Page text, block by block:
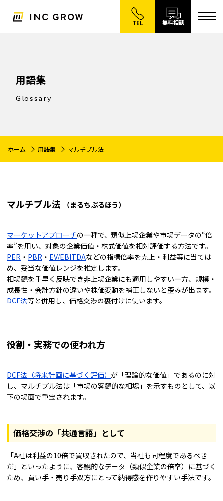
TEL 無料相談
用語集
Glossary
ホーム 用語集 マルチプル法
マルチプル法 （まるちぷるほう）
マーケットアプローチの一種で、類似上場企業や市場データの“倍
率”を用い、対象の企業価値・株式価値を相対評価する方法です。
PER ・ PBR ・ EV/EBITDAなどの指標倍率を売上・利益等に当ては
め、妥当な価値レンジを推定します。
相場観を手早く反映でき非上場企業にも適用しやすい一方、規模・
成長性・会計方針の違いや株価変動を補正しないと歪みが出ます。
DCF法等と併用し、価格交渉の裏付けに使います。
役割・実務での使われ方
DCF法（将来計画に基づく評価） が「理論的な価値」であるのに対
し、マルチプル法は「市場の客観的な相場」を示すものとして、以
下の場面で重宝されます。
価格交渉の「共通言語」として
「A社は利益の10倍で買収されたので、当社も同程度であるべき
だ」といったように、客観的なデータ（類似企業の倍率）に基づく
ため、買い手・売り手双方にとって納得感を作りやすい手法です。